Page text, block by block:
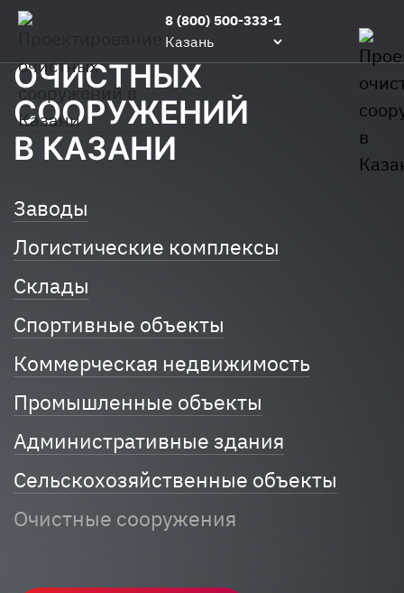
8 (800) 500-333-1
Казань
Главная
Проектирование
очистных
ПРОЕКТИРОВАНИЕ
ОЧИСТНЫХ
СООРУЖЕНИЙ
В КАЗАНИ
Заводы
Логистические комплексы
Склады
Спортивные объекты
Коммерческая недвижимость
Промышленные объекты
Административные здания
Сельскохозяйственные объекты
Очистные сооружения